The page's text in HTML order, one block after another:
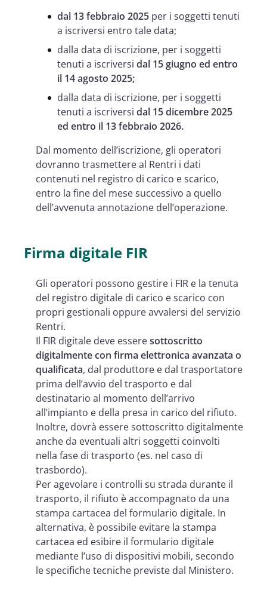
dal 13 febbraio 2025 per i soggetti tenuti
a iscriversi entro tale data;
dalla data di iscrizione, per i soggetti
tenuti a iscriversi dal 15 giugno ed entro
il 14 agosto 2025;
dalla data di iscrizione, per i soggetti
tenuti a iscriversi dal 15 dicembre 2025
ed entro il 13 febbraio 2026.
Dal momento dell’iscrizione, gli operatori
dovranno trasmettere al Rentri i dati
contenuti nel registro di carico e scarico,
entro la fine del mese successivo a quello
dell’avvenuta annotazione dell’operazione.
Firma digitale FIR
Gli operatori possono gestire i FIR e la tenuta
del registro digitale di carico e scarico con
propri gestionali oppure avvalersi del servizio
Rentri.
Il FIR digitale deve esseresottoscritto
digitalmente con firma elettronica avanzata o
qualificata, dal produttore e dal trasportatore
prima dell’avvio del trasporto e dal
destinatario al momento dell’arrivo
all’impianto e della presa in carico del rifiuto.
Inoltre, dovrà essere sottoscritto digitalmente
anche da eventuali altri soggetti coinvolti
nella fase di trasporto (es. nel caso di
trasbordo).
Per agevolare i controlli su strada durante il
trasporto, il rifiuto è accompagnato da una
stampa cartacea del formulario digitale. In
alternativa, è possibile evitare la stampa
cartacea ed esibire il formulario digitale
mediante l’uso di dispositivi mobili, secondo
le specifiche tecniche previste dal Ministero.